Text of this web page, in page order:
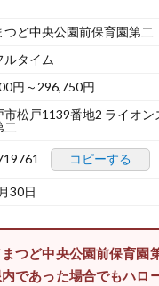
ど中央公園前保育園第二
ルタイム
円～296,750円
市松戸1139番地2 ライオ
二
コピーする
30日
つど中央公園前保育園
であった場合でもハロ